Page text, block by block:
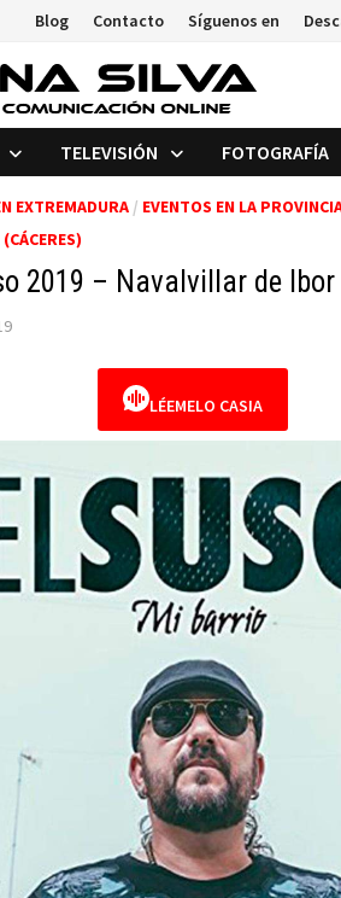
Blog Contacto Síguenos en
TELEVISIÓN FOTOGRAFÍA
EXTREMADURA/ EVENTOS EN LA
2019 – Navalvillar de
LÉEMELO CASIA